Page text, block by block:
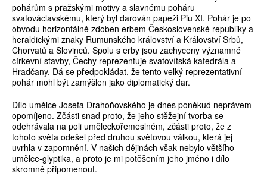
pohárům s pražskými motivy a slavnému poháru
svatováclavskému, který byl darován papeži Piu XI. Pohár je po
obvodu horizontálně zdoben erbem Československé republiky a
heraldickými znaky Rumunského království a Království Srbů,
Chorvatů a Slovinců. Spolu s erby jsou zachyceny významné
církevní stavby, Čechy reprezentuje svatovítská katedrála a
Hradčany. Dá se předpokládat, že tento velký reprezentativní
pohár mohl být zamýšlen jako diplomatický dar.
Dílo umělce Josefa Drahoňovského je dnes poněkud neprávem
opomíjeno. Zčásti snad proto, že jeho stěžejní tvorba se
odehrávala na poli uměleckořemeslném, zčásti proto, že z
tohoto světa odešel před druhou světovou válkou, která jej
uvrhla v zapomnění. V našich dějinách však nebylo většího
umělce-glyptika, a proto je mi potěšením jeho jméno i dílo
skromně připomenout.